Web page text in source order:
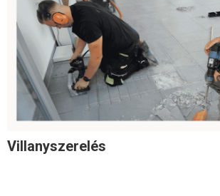
Villanyszerelés